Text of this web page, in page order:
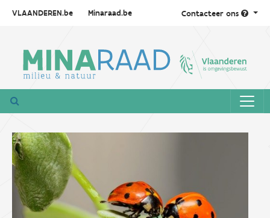
VLAANDEREN.be Minaraad.be Contacteer ons